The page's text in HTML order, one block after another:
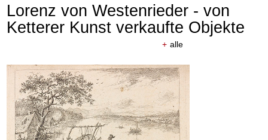
Lorenz von Westenrieder - von
Ketterer Kunst verkaufte Objekte
+ alle